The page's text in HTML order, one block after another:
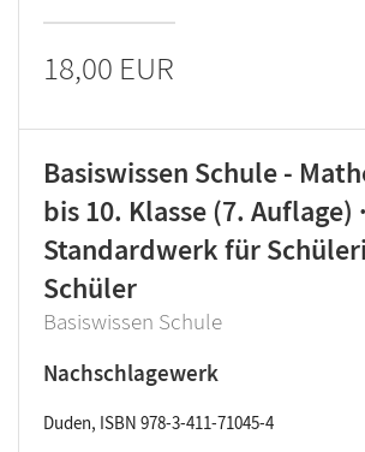
18,00 EUR
Basiswissen Schule -
bis 10. Klasse (7. Auflage)
Standardwerk für
Schüler
Basiswissen Schule
Nachschlagewerk
Duden, ISBN 978-3-411-71045-4